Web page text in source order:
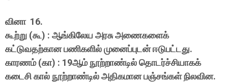
வினா 16.
கூற்று (கூ) : ஆங்கிலேய அரசு அணைகளைக்
கட்டுவதற்கான பணிகளில் முனைப்புடன் ஈடுபட்டது.
காரணம் (கா) : 19ஆம் நூற்றாண்டில் தொடர்ச்சியாகக்
கடைசி கால் நூற்றாண்டில் அதிகமான பஞ்சங்கள் நிலவின.